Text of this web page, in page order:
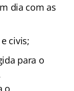
dia com as
civis;
para o
o